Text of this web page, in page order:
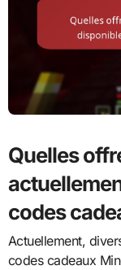
Quelles
codes
Actuellement,
codes cadeaux